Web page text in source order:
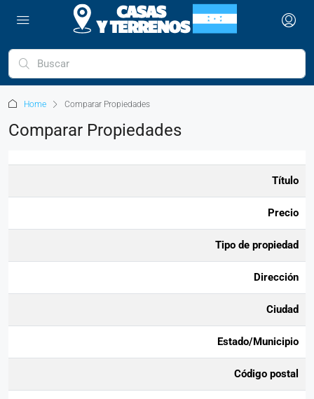
Home Comparar Propiedades
Comparar Propiedades
Título
Precio
Tipo de propiedad
Dirección
Ciudad
Estado/Municipio
Código postal